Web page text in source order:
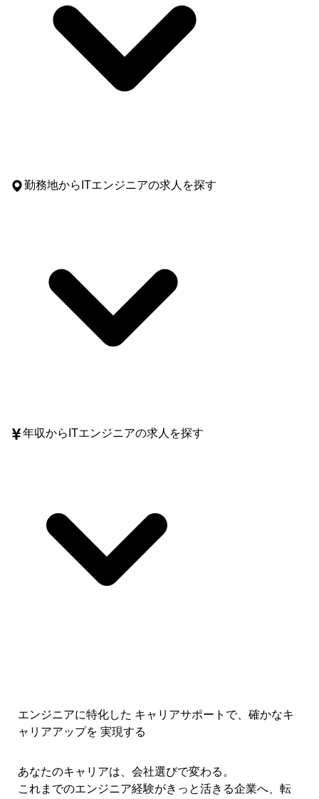
勤務地からITエンジニアの求人を探す
年収からITエンジニアの求人を探す
エンジニアに特化した キャリアサポートで、 確かなキ
ャリアアップを 実現する
あなたのキャリアは、会社選びで変わる。
これまでのエンジニア経験がきっと活きる企業へ、転